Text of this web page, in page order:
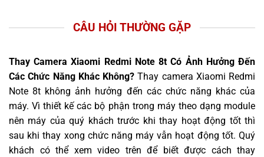
CÂU HỎI THƯỜNG GẶP
Thay Camera Xiaomi Redmi Note 8t Có Ảnh Hưởng Đến
Các Chức Năng Khác Không? Thay camera Xiaomi Redmi
Note 8t không ảnh hưởng đến các chức năng khác của
máy. Vì thiết kế các bộ phận trong máy theo dạng module
nên máy của quý khách trước khi thay hoạt động tốt thì
sau khi thay xong chức năng máy vẫn hoạt động tốt. Quý
khách có thể xem video trên để biết được cách thay